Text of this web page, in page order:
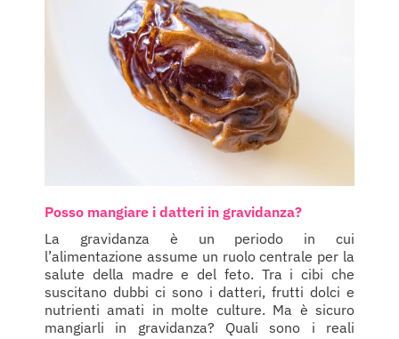
Posso mangiare i datteri in gravidanza?
La gravidanza è un periodo in cui
l’alimentazione assume un ruolo centrale per la
salute della madre e del feto. Tra i cibi che
suscitano dubbi ci sono i datteri, frutti dolci e
nutrienti amati in molte culture. Ma è sicuro
mangiarli in gravidanza? Quali sono i reali